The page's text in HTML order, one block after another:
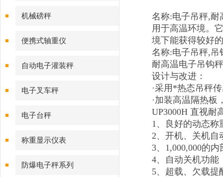
机械磅秤
便携式轴重仪
自动电子灌装秤
电子叉车秤
电子台秤
称重显示仪表
防爆电子秤系列
名称:电子吊秤,耐
用于高温环境。
境下能获得较好
名称:电子吊秤,吊
耐高温电子吊钩
设计与改进：
·采用*热态吊秤
·加装高温隔热板
UP3000H 直视耐
1、良好的动态称
2、开机、关机自
3、1,000,000的
4、自动关机功能
5、超载、欠载提